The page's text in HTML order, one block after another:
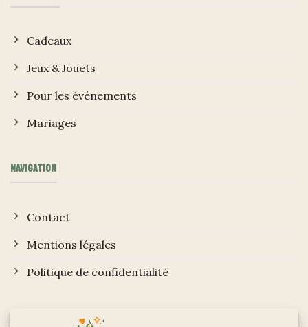
Cadeaux
Jeux & Jouets
Pour les événements
Mariages
NAVIGATION
Contact
Mentions légales
Politique de confidentialité